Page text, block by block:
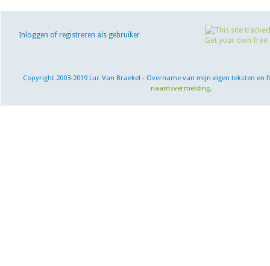
Inloggen of registreren als gebruiker
Copyright 2003-2019 Luc Van Braekel - Overname van mijn eigen teksten en
naamsvermelding.